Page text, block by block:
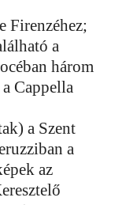
Firenzéhez;
a
három
Cappella
a Szent
a
az